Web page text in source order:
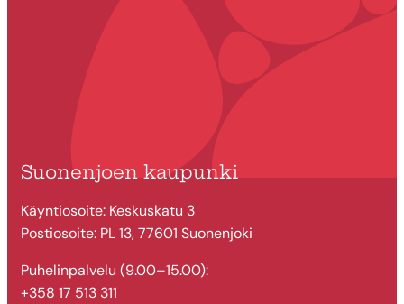
Suonenjoen kaupunki
Käyntiosoite: Keskuskatu 3
Postiosoite: PL 13, 77601 Suonenjoki
Puhelinpalvelu (9.00–15.00):
+358 17 513 311